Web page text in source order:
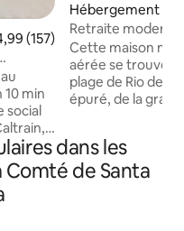
moyenne sur la
(157)
social
congrès
Hébergement ⋅
Retraite moderne
Chargeur EV
Cette maison
aérée se trouve à
plage de Rio del
épuré, de la
porte,
surf de classe
dans les
Comté de Santa